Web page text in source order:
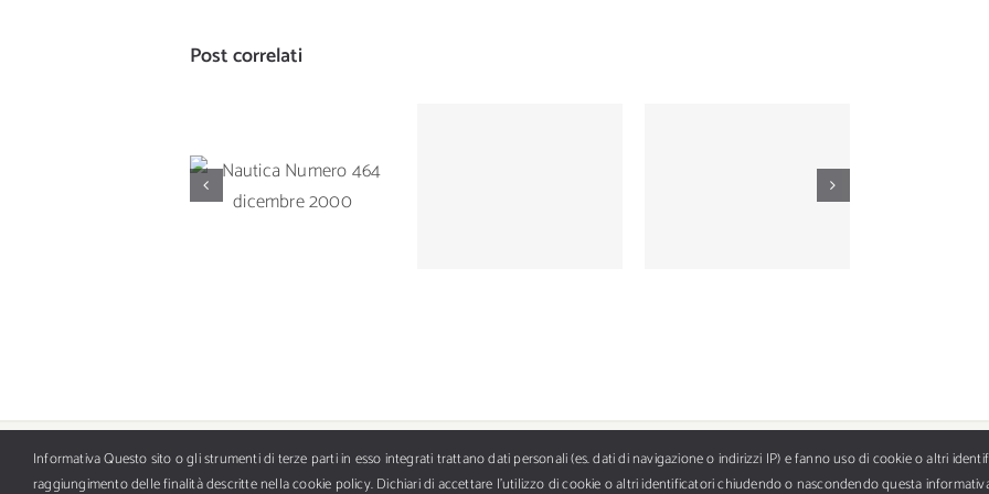
Post correlati
464 dicembre
Tutti i diritti riservati Copyright ©2026 BFC AI Media SpA, piazza Armando Diaz 7, 20123 Milano - E-mail info@nautica.it - PI
Informativa Questo sito o gli strumenti di terze parti in esso integrati trattano dati personali (es. dati di navigazione o indirizzi IP) e fanno uso di cookie o altri
raggiungimento delle finalità descritte nella cookie policy. Dichiari di accettare l’utilizzo di cookie o altri identificatori chiudendo o nascondendo questa